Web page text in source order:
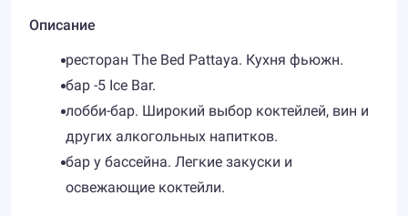
Описание
ресторан The Bed Pattaya. Кухня фьюжн.
бар -5 Ice Bar.
лобби-бар. Широкий выбор коктейлей, вин и
других алкогольных напитков.
бар у бассейна. Легкие закуски и
освежающие коктейли.